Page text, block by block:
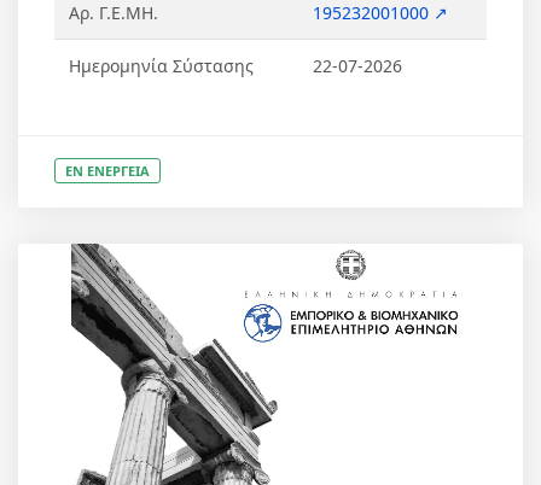
Αρ. Γ.Ε.ΜΗ. 195232001000 ↗
Ημερομηνία Σύστασης 22-07-2026
ΕΝ ΕΝΕΡΓΕΙΑ